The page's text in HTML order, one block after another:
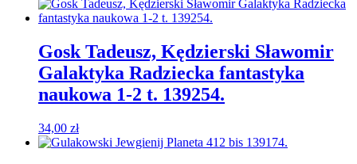
Gosk Tadeusz, Kędzierski Sławomir
Galaktyka Radziecka fantastyka
naukowa 1-2 t. 139254.
34,00 zł